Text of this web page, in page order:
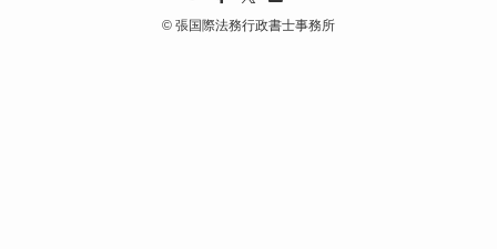
© 張国際法務行政書士事務所